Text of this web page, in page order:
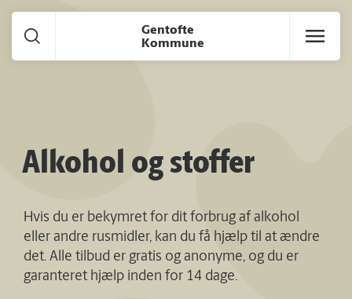
Gentofte
Kommune
Alkohol og stoffer
Hvis du er bekymret for dit forbrug af alkohol
eller andre rusmidler, kan du få hjælp til at ændre
det. Alle tilbud er gratis og anonyme, og du er
garanteret hjælp inden for 14 dage.